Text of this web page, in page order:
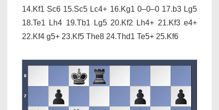
14.Kf1 Sc6 15.Sc5 Lc4+ 16.Kg1 0–0–0 17.b3 Lg5
18.Te1 Lh4 19.Tb1 Lg5 20.Kf2 Lh4+ 21.Kf3 e4+
22.Kf4 g5+ 23.Kf5 The8 24.Thd1 Te5+ 25.Kf6